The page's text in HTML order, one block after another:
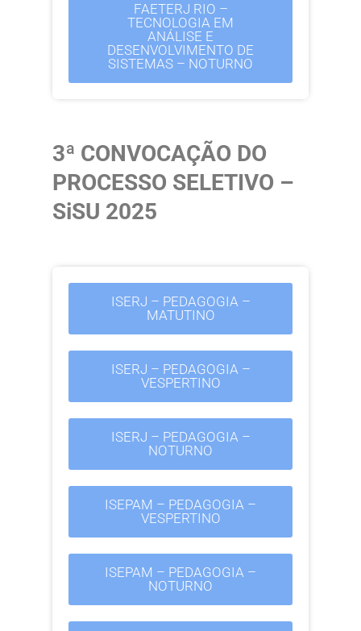
FAETERJ RIO –
TECNOLOGIA EM
ANÁLISE E
DESENVOLVIMENTO DE
SISTEMAS – NOTURNO
3ª CONVOCAÇÃO DO
PROCESSO SELETIVO –
SiSU 2025
ISERJ – PEDAGOGIA –
MATUTINO
ISERJ – PEDAGOGIA –
VESPERTINO
ISERJ – PEDAGOGIA –
NOTURNO
ISEPAM – PEDAGOGIA –
VESPERTINO
ISEPAM – PEDAGOGIA –
NOTURNO